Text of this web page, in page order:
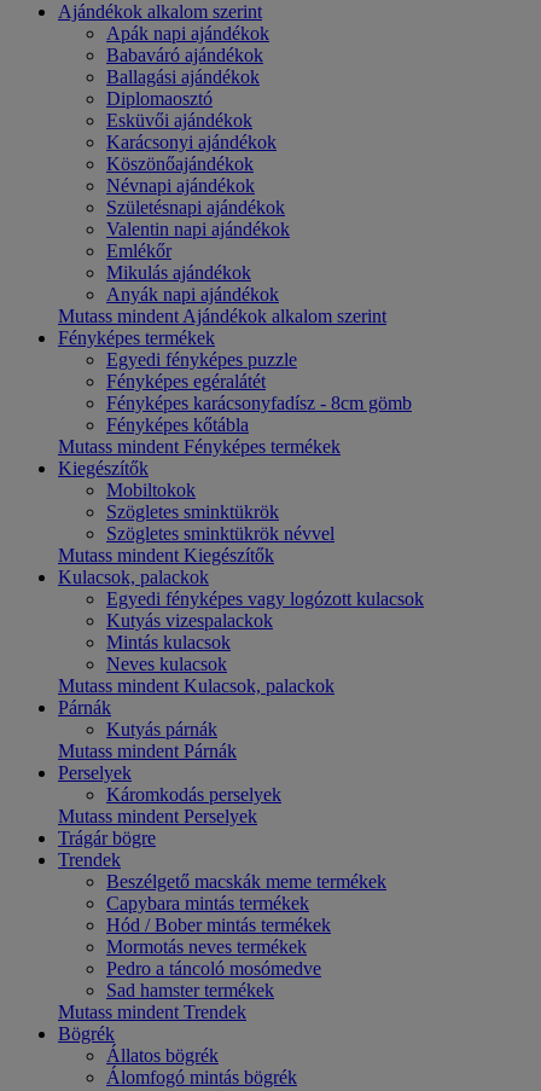
Ajándékok alkalom szerint
Apák napi ajándékok
Babaváró ajándékok
Ballagási ajándékok
Diplomaosztó
Esküvői ajándékok
Karácsonyi ajándékok
Köszönőajándékok
Névnapi ajándékok
Születésnapi ajándékok
Valentin napi ajándékok
Emlékőr
Mikulás ajándékok
Anyák napi ajándékok
Mutass mindent Ajándékok alkalom szerint
Fényképes termékek
Egyedi fényképes puzzle
Fényképes egéralátét
Fényképes karácsonyfadísz - 8cm gömb
Fényképes kőtábla
Mutass mindent Fényképes termékek
Kiegészítők
Mobiltokok
Szögletes sminktükrök
Szögletes sminktükrök névvel
Mutass mindent Kiegészítők
Kulacsok, palackok
Egyedi fényképes vagy logózott kulacsok
Kutyás vizespalackok
Mintás kulacsok
Neves kulacsok
Mutass mindent Kulacsok, palackok
Párnák
Kutyás párnák
Mutass mindent Párnák
Perselyek
Káromkodás perselyek
Mutass mindent Perselyek
Trágár bögre
Trendek
Beszélgető macskák meme termékek
Capybara mintás termékek
Hód / Bober mintás termékek
Mormotás neves termékek
Pedro a táncoló mosómedve
Sad hamster termékek
Mutass mindent Trendek
Bögrék
Állatos bögrék
Álomfogó mintás bögrék